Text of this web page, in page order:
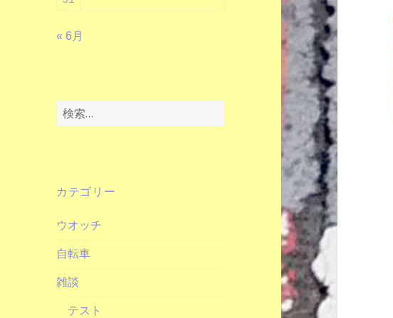
« 6月
検
索:
カテゴリー
ウオッチ
自転車
雑談
テスト